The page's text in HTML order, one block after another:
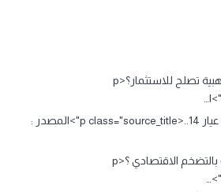
هل المشغولات الذهبية تصلح للاستثمار؟<p
المشغولات الذهبية عيار 14..<p class="source_title">المصدر :
ما هي علاقة الذهب بالتضخم الاقتصادي ؟<p